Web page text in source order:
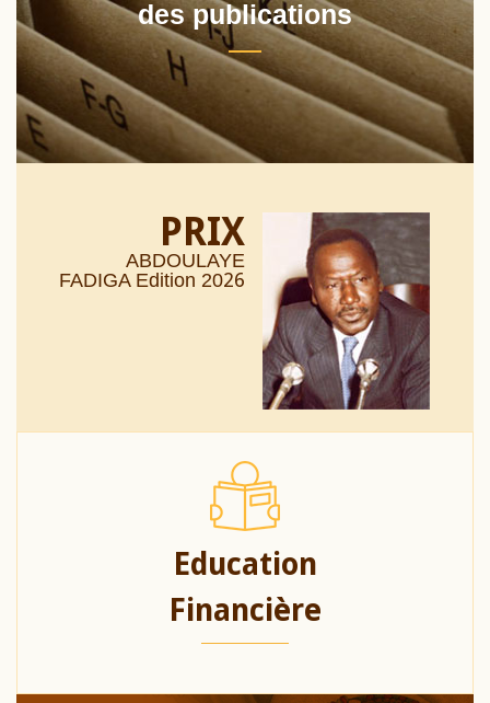
des publications
PRIX
ABDOULAYE
FADIGA Edition 2026
Education
Financière